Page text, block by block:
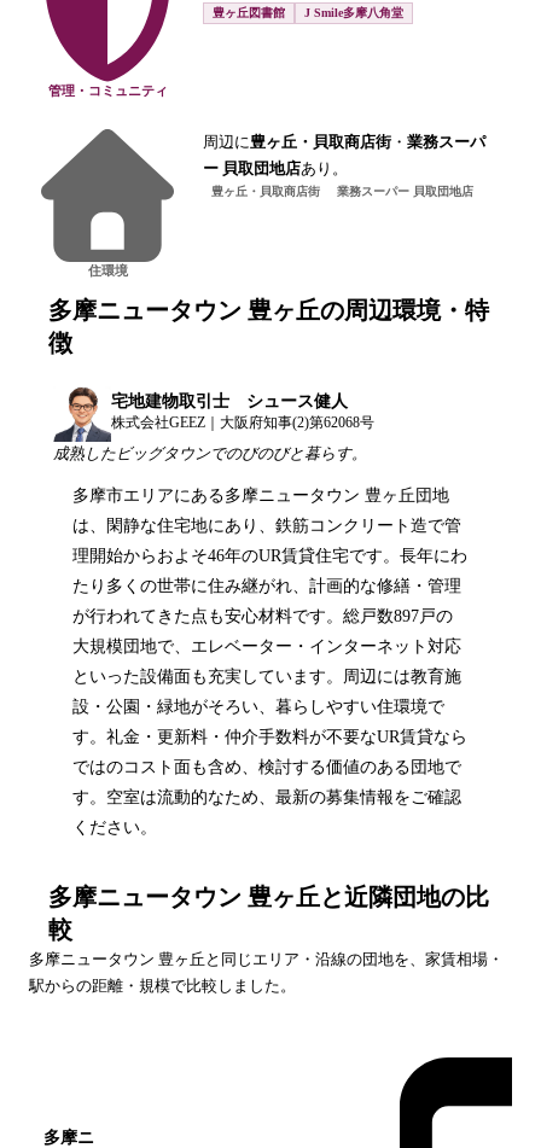
管理・コミュニティ
豊ヶ丘図書館 J Smile多摩八角堂
住環境
周辺に豊ヶ丘・貝取商店街 ・ 業務スーパ
ー 貝取団地店あり。
豊ヶ丘・貝取商店街 業務スーパー 貝取団地店
多摩ニュータウン 豊ヶ丘の周辺環境・特
徴
宅地建物取引士 シュース健人
株式会社GEEZ｜大阪府知事(2)第62068号
成熟したビッグタウンでのびのびと暮らす。
多摩市エリアにある多摩ニュータウン 豊ヶ丘団地
は、閑静な住宅地にあり、鉄筋コンクリート造で管
理開始からおよそ46年のUR賃貸住宅です。長年にわ
たり多くの世帯に住み継がれ、計画的な修繕・管理
が行われてきた点も安心材料です。総戸数897戸の
大規模団地で、エレベーター・インターネット対応
といった設備面も充実しています。周辺には教育施
設・公園・緑地がそろい、暮らしやすい住環境で
す。礼金・更新料・仲介手数料が不要なUR賃貸なら
ではのコスト面も含め、検討する価値のある団地で
す。空室は流動的なため、最新の募集情報をご確認
ください。
多摩ニュータウン 豊ヶ丘と近隣団地の比
較
多摩ニュータウン 豊ヶ丘 と同じエリア・沿線の団地を、家賃相場・
駅からの距離・規模で比較しました。
多摩ニ